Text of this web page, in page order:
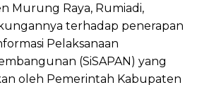
Murung Raya, Rumiadi,
terhadap penerapan
Pelaksanaan
(SiSAPAN) yang
oleh Pemerintah Kabupaten